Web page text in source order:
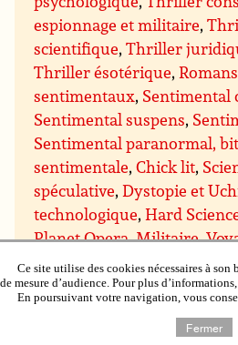
espionnage et militaire,
scientifique,Thriller
Thriller ésotérique,
sentimentaux, Sentimental
Sentimental suspens,
Sentimental paranormal,
sentimentale,Chick lit,
spéculative,Dystopie et
technologique,Hard
Planet Opera,Militaire,
Post-Apocalyptique
Horreur, Terreur,Gothique
surnaturelles (vampire,
Fantasy, Merveilleux,
Ce site utilise des cookies nécessaires à
de mesure d’audience. Pour plus d’informations,
En poursuivant votre navigation, vous
Fermer